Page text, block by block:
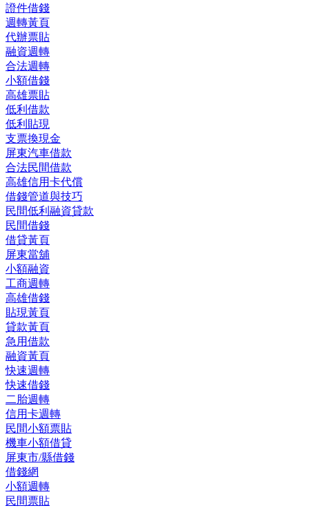
證件借錢
週轉黃頁
代辦票貼
融資週轉
合法週轉
小額借錢
高雄票貼
低利借款
低利貼現
支票換現金
屏東汽車借款
合法民間借款
高雄信用卡代償
借錢管道與技巧
民間低利融資貸款
民間借錢
借貸黃頁
屏東當舖
小額融資
工商週轉
高雄借錢
貼現黃頁
貸款黃頁
急用借款
融資黃頁
快速週轉
快速借錢
二胎週轉
信用卡週轉
民間小額票貼
機車小額借貸
屏東市/縣借錢
借錢網
小額週轉
民間票貼